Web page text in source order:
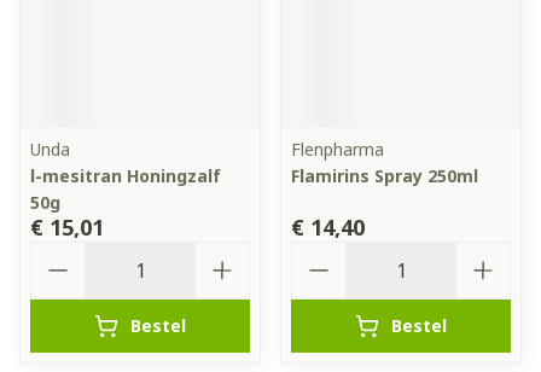
Unda
l-mesitran Honingzalf
50g
€ 15,01
Bestel
Flenpharma
Flamirins Spray 250ml
€ 14,40
Bestel